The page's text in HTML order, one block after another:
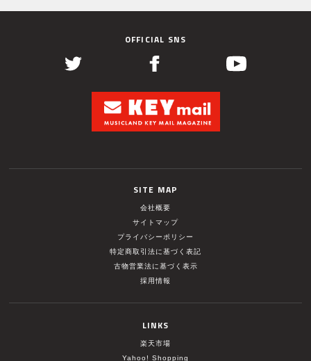
OFFICIAL SNS
SITE MAP
会社概要
サイトマップ
プライバシーポリシー
特定商取引法に基づく表記
古物営業法に基づく表示
採用情報
LINKS
楽天市場
Yahoo! Shopping